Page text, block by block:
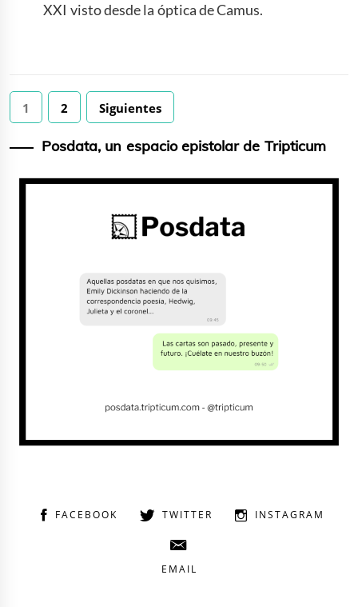
XXI visto desde la óptica de Camus.
Paginación
de
entradas
1 2 Siguientes
Posdata, un espacio epistolar de Tripticum
FACEBOOK TWITTER INSTAGRAM
EMAIL